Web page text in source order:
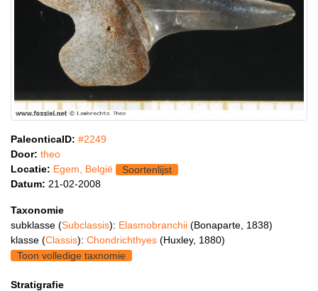
PaleonticaID: #2249
Door: theo
Locatie: Egem, België
Soortenlijst
Datum: 21-02-2008
Taxonomie
subklasse (Subclassis): Elasmobranchii (Bonaparte, 1838)
klasse (Classis): Chondrichthyes (Huxley, 1880)
Toon volledige taxnomie
Stratigrafie